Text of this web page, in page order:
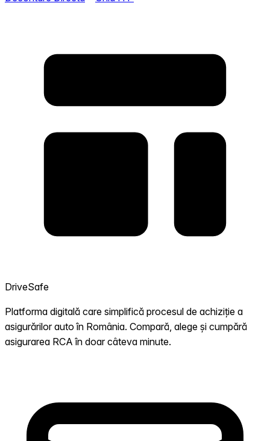
DriveSafe
Platforma digitală care simplifică procesul de achiziție a
asigurărilor auto în România. Compară, alege și cumpără
asigurarea RCA în doar câteva minute.